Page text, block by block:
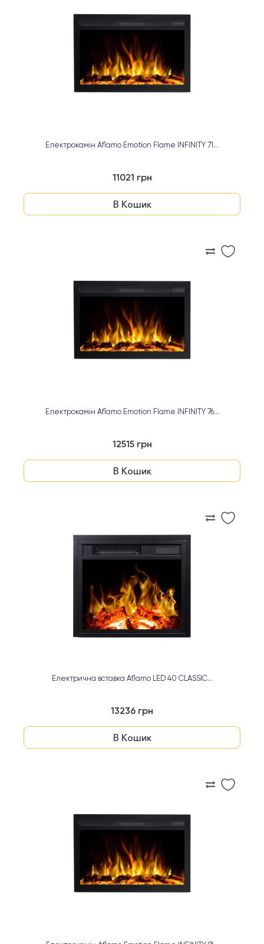
Електрокамін Aflamo Emotion Flame INFINITY 71...
11021 грн
В Кошик
Електрокамін Aflamo Emotion Flame INFINITY 76...
12515 грн
В Кошик
Електрична вставка Aflamo LED 40 CLASSIC...
13236 грн
В Кошик